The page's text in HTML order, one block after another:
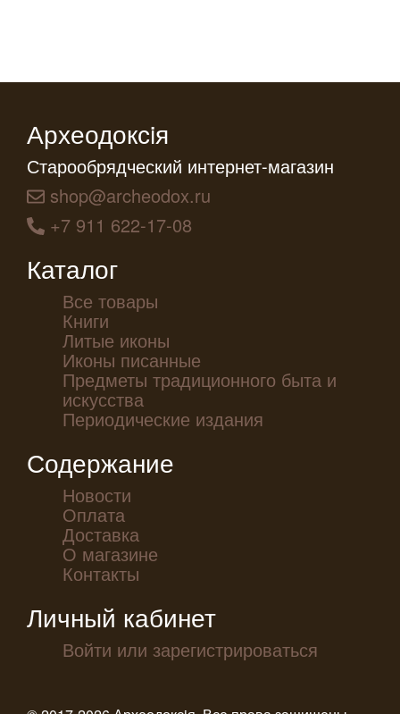
Археодоксiя
Старообрядческий интернет-магазин
shop@archeodox.ru
+7 911 622-17-08
Каталог
Все товары
Книги
Литые иконы
Иконы писанные
Предметы традиционного быта и
искусства
Периодические издания
Содержание
Новости
Оплата
Доставка
О магазине
Контакты
Личный кабинет
Войти или зарегистрироваться